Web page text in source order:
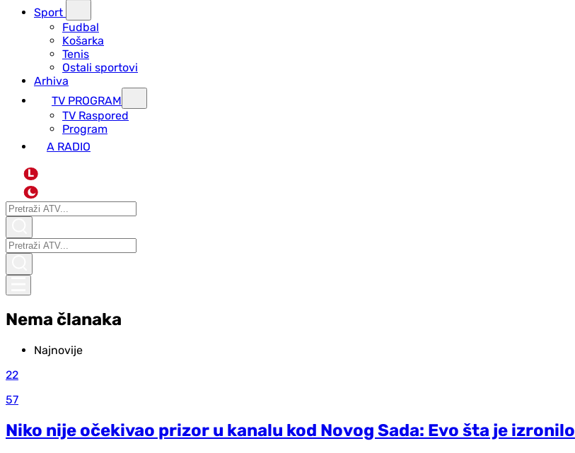
Sport
Fudbal
Košarka
Tenis
Ostali sportovi
Arhiva
TV PROGRAM
ТV Raspored
Program
A RADIO
L
Nema članaka
Najnovije
22
57
Niko nije očekivao prizor u kanalu kod Novog Sada: Evo šta je izronilo